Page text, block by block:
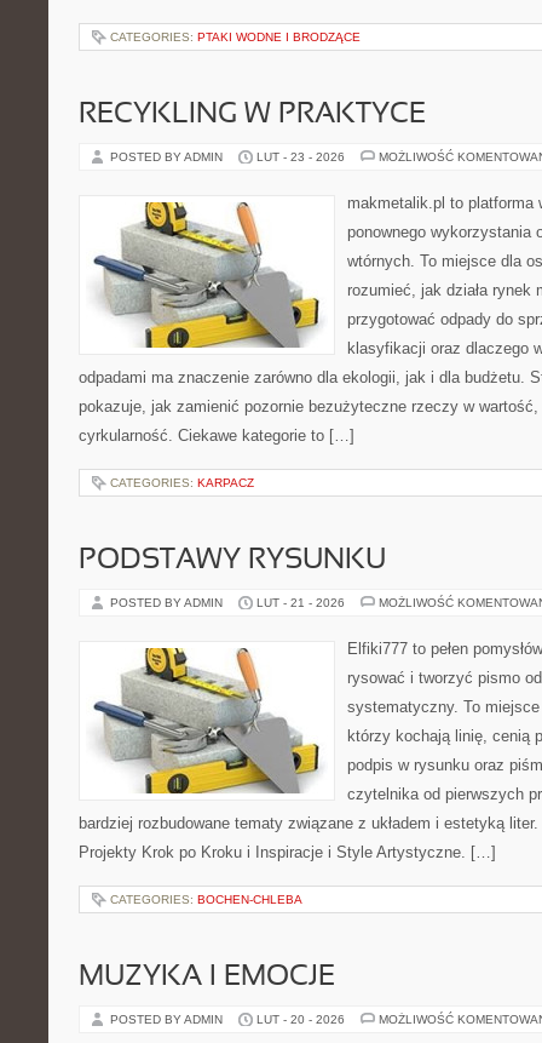
CATEGORIES: PTAKI WODNE I BRODZĄCE
RECYKLING W PRAKTYCE
POSTED BY ADMIN LUT - 23 - 2026 MOŻLIWOŚĆ
makmetalik.pl to platforma
ponownego wykorzystania
wtórnych. To miejsce dla
rozumieć, jak działa rynek
przygotować odpady do
klasyfikacji oraz dlaczego
odpadami ma znaczenie zarówno dla ekologii, jak i dla budżetu.
pokazuje, jak zamienić pozornie bezużyteczne rzeczy w
cyrkularność. Ciekawe kategorie to […]
CATEGORIES: KARPACZ
PODSTAWY RYSUNKU
POSTED BY ADMIN LUT - 21 - 2026 MOŻLIWOŚĆ
Elfiki777 to pełen
rysować i tworzyć pismo
systematyczny. To
którzy kochają linię, cenią
podpis w rysunku oraz
czytelnika od pierwszych
bardziej rozbudowane tematy związane z układem i estetyką
Projekty Krok po Kroku i Inspiracje i Style Artystyczne. […]
CATEGORIES: BOCHEN-CHLEBA
MUZYKA I EMOCJE
POSTED BY ADMIN LUT - 20 - 2026 MOŻLIWOŚĆ